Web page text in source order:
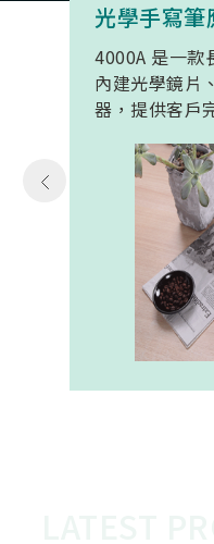
4000A 是一款
內建光學鏡片
器，提供客戶
置開發。模組
延伸了可用物
面更遠的位置
內建的高幀率
的連續與準確。 透過4000A模
效縮短客戶開
裝置中仍維持
品能夠以最自
位內容緊密連